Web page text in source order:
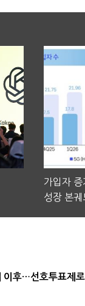
가입자
성장 본궤
이후…선호투표제